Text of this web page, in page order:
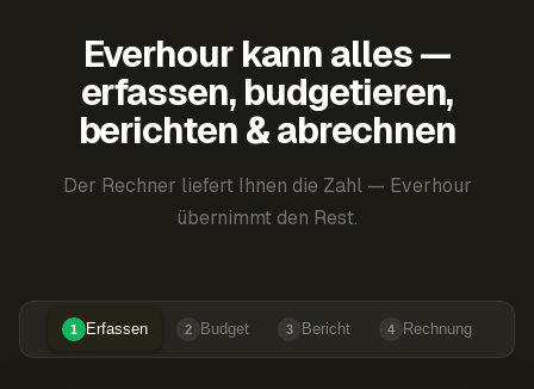
Everhour kann alles —
erfassen, budgetieren,
berichten & abrechnen
Der Rechner liefert Ihnen die Zahl — Everhour
übernimmt den Rest.
1 Erfassen 2 Budget 3 Bericht 4 Rechnung